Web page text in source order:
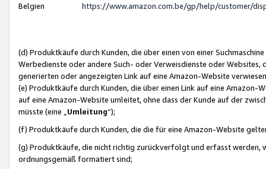
Belgien
https://www.amazon.com.be/gp/help/customer/
(d) Produktkäufe durch Kunden, die über einen von einer
Werbedienste oder andere Such- oder Verweisdienste oder Websites,
generierten oder angezeigten Link auf eine Amazon-Website
(e) Produktkäufe durch Kunden, die über einen Link auf eine
auf eine Amazon-Website umleitet, ohne dass der Kunde auf der
müsste (eine „ Umleitung“);
(f) Produktkäufe durch Kunden, die die für eine Amazon-Website
(g) Produktkäufe, die nicht richtig zurückverfolgt und erfasst werden,
ordnungsgemäß formatiert sind;